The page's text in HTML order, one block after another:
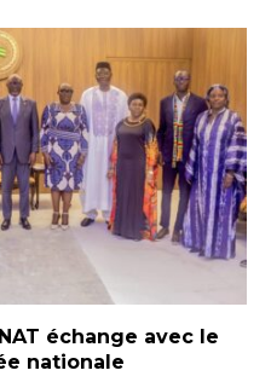
échange avec le
nationale